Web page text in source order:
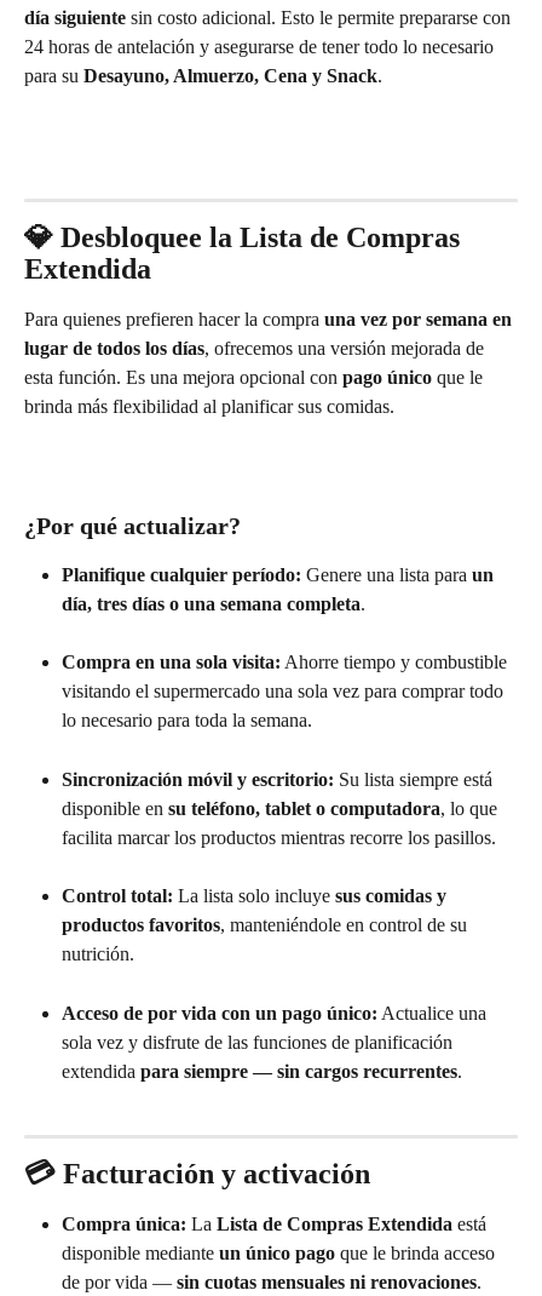
día siguiente sin costo adicional. Esto le permite prepararse con
24 horas de antelación y asegurarse de tener todo lo necesario
para su Desayuno, Almuerzo, Cena y Snack.
💎 Desbloquee la Lista de Compras
Extendida
Para quienes prefieren hacer la compra una vez por semana en
lugar de todos los días, ofrecemos una versión mejorada de
esta función. Es una mejora opcional con pago único que le
brinda más flexibilidad al planificar sus comidas.
¿Por qué actualizar?
Planifique cualquier período: Genere una lista para un
día, tres días o una semana completa.
Compra en una sola visita: Ahorre tiempo y combustible
visitando el supermercado una sola vez para comprar todo
lo necesario para toda la semana.
Sincronización móvil y escritorio: Su lista siempre está
disponible en su teléfono, tablet o computadora, lo que
facilita marcar los productos mientras recorre los pasillos.
Control total: La lista solo incluye sus comidas y
productos favoritos, manteniéndole en control de su
nutrición.
Acceso de por vida con un pago único: Actualice una
sola vez y disfrute de las funciones de planificación
extendida para siempre — sin cargos recurrentes.
💳 Facturación y activación
Compra única: La Lista de Compras Extendida está
disponible mediante un único pago que le brinda acceso
de por vida — sin cuotas mensuales ni renovaciones.